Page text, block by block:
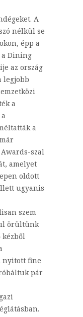
A
nélkül se
épp a
a Dining
az ország
legjobb
a
a
szal
amelyet
oldott
ugyanis
szem
örültünk
nyitott fine
pár